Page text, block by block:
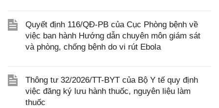
Quyết định 116/QĐ-PB của Cục Phòng bệnh về
việc ban hành Hướng dẫn chuyên môn giám sát
và phòng, chống bệnh do vi rút Ebola
Thông tư 32/2026/TT-BYT của Bộ Y tế quy định
việc đăng ký lưu hành thuốc, nguyên liệu làm
thuốc